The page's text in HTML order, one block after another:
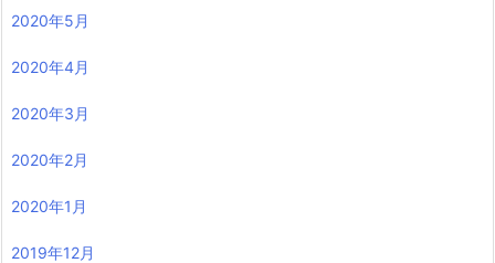
2020年5月
2020年4月
2020年3月
2020年2月
2020年1月
2019年12月